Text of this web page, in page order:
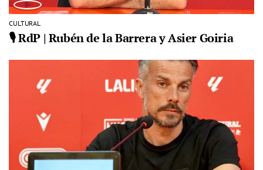
CULTURAL
🎙️ RdP | Rubén de la Barrera y Asier Goiria